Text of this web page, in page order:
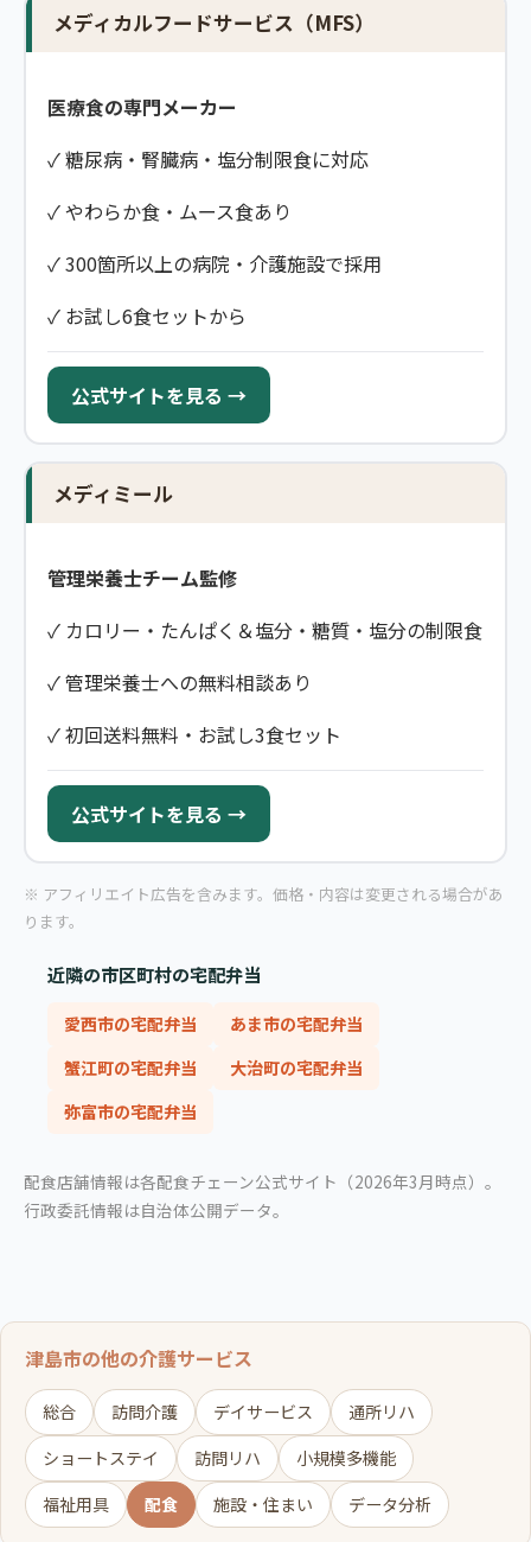
メディカルフードサービス（MFS）
医療食の専門メーカー
✓ 糖尿病・腎臓病・塩分制限食に対応
✓ やわらか食・ムース食あり
✓ 300箇所以上の病院・介護施設で採用
✓ お試し6食セットから
公式サイトを見る →
メディミール
管理栄養士チーム監修
✓ カロリー・たんぱく＆塩分・糖質・塩分の制限食
✓ 管理栄養士への無料相談あり
✓ 初回送料無料・お試し3食セット
公式サイトを見る →
※ アフィリエイト広告を含みます。価格・内容は変更される場合があ
ります。
近隣の市区町村の宅配弁当
愛西市の宅配弁当
あま市の宅配弁当
蟹江町の宅配弁当
大治町の宅配弁当
弥富市の宅配弁当
配食店舗情報は各配食チェーン公式サイト（2026年3月時点）。
行政委託情報は自治体公開データ。
津島市の他の介護サービス
総合 訪問介護 デイサービス
通所リハ
ショートステイ
訪問リハ
小規模多機能
福祉用具
配食 施設・住まい データ分析